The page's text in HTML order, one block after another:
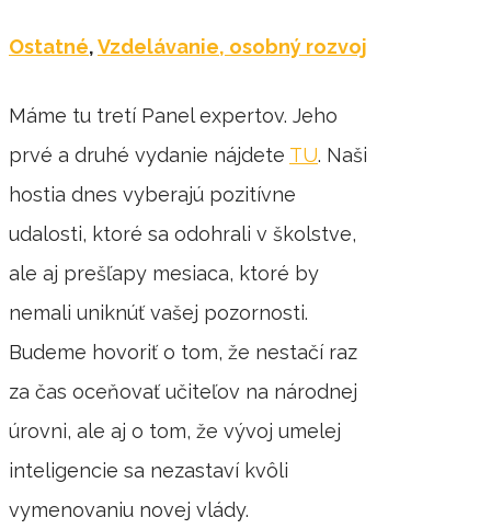
Ostatné,Vzdelávanie, osobný rozvoj
Máme tu tretí Panel expertov. Jeho
prvé a druhé vydanie nájdete TU. Naši
hostia dnes vyberajú pozitívne
udalosti, ktoré sa odohrali v školstve,
ale aj prešľapy mesiaca, ktoré by
nemali uniknúť vašej pozornosti.
Budeme hovoriť o tom, že nestačí raz
za čas oceňovať učiteľov na národnej
úrovni, ale aj o tom, že vývoj umelej
inteligencie sa nezastaví kvôli
vymenovaniu novej vlády.